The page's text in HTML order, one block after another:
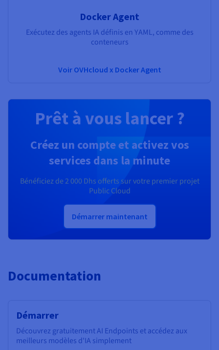
Docker Agent
Exécutez des agents IA définis en YAML, comme des
conteneurs
Voir OVHcloud x Docker Agent
Prêt à vous lancer ?
Créez un compte et activez vos
services dans la minute
Bénéficiez de 2 000 Dhs offerts sur votre premier projet
Public Cloud
Démarrer maintenant
Documentation
Démarrer
Découvrez gratuitement AI Endpoints et accédez aux
meilleurs modèles d'IA simplement